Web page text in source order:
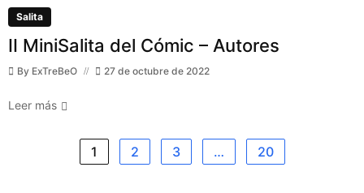
Salita
II MiniSalita del Cómic – Autores
By ExTreBeO 27 de octubre de 2022
Leer más
1 2 3 … 20